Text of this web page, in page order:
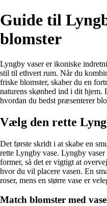
Guide til
blomster
Lyngby vaser er ikoniske
stil til ethvert rum. Når du
friske blomster, skaber du en
naturens skønhed ind i dit
hvordan du bedst præsenterer
Vælg den rette
Det første skridt i at skabe en
rette Lyngby vase. Lyngby
former, så det er vigtigt at
hvor du vil placere vasen. En
roser, mens en større vase er
Match blomster med